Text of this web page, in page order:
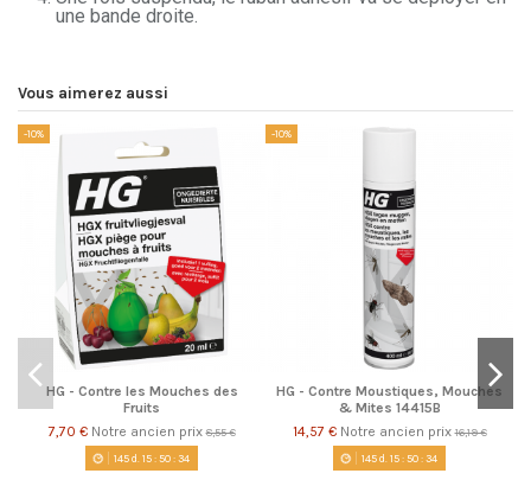
une bande droite.
Vous aimerez aussi
-10%
HG - Contre les Mouches des
Fruits
7,70 € Notre ancien prix8,55 €
145d. 15:50:34
-10%
HG - Contre Moustiques, Mouches
& Mites 14415B
14,57 € Notre ancien prix16,19 €
145d. 15:50:34